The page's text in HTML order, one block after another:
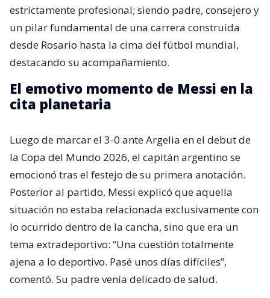
estrictamente profesional; siendo padre, consejero y
un pilar fundamental de una carrera construida
desde Rosario hasta la cima del fútbol mundial,
destacando su acompañamiento.
El emotivo momento de Messi en la
cita planetaria
Luego de marcar el 3-0 ante Argelia en el debut de
la Copa del Mundo 2026, el capitán argentino se
emocionó tras el festejo de su primera anotación.
Posterior al partido, Messi explicó que aquella
situación no estaba relacionada exclusivamente con
lo ocurrido dentro de la cancha, sino que era un
tema extradeportivo: “Una cuestión totalmente
ajena a lo deportivo. Pasé unos días difíciles”,
comentó. Su padre venía delicado de salud.